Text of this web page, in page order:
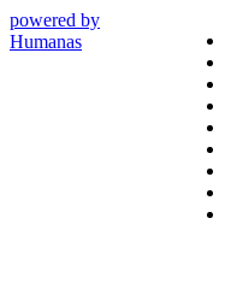
powered by
Humanas